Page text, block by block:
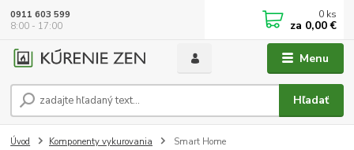
Menu
Hľadať
0911 603 599
8:00 - 17:00
0 ks
za 0,00 €
Úvod Komponenty vykurovania Smart Home